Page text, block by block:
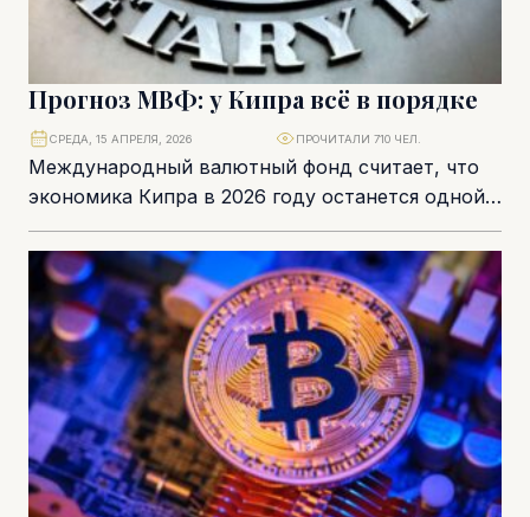
Прогноз МВФ: у Кипра всё в порядке
Международный валютный фонд считает, что
экономика Кипра в 2026 году останется одной
из самых устойчивых в Европе. Но этот
прогноз...
СРЕДА, 15 АПРЕЛЯ, 2026 ПРОЧИТАЛИ 710 ЧЕЛ.